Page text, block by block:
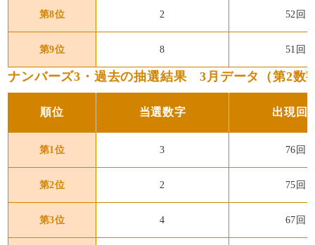
第8位 2 52回
第9位 8 51回
ナンバーズ3・過去の抽選結果 3月データ（第2数
順位 当選数字 出現回
第1位 3 76回
第2位 2 75回
第3位 4 67回